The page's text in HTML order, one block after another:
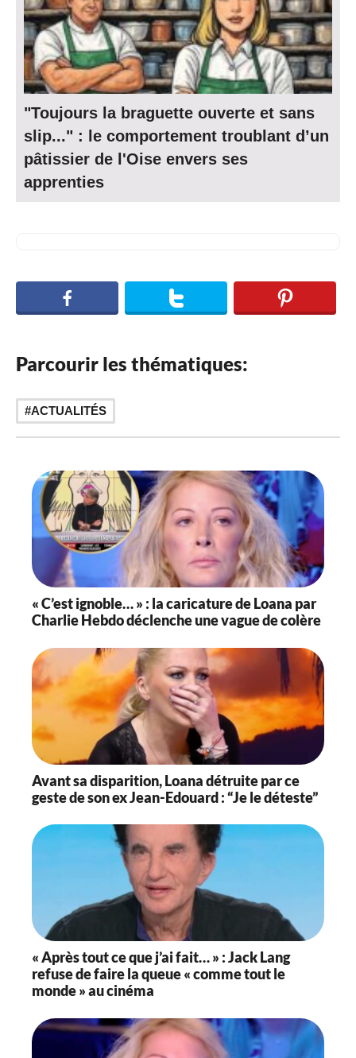
"Toujours la braguette ouverte et sans
slip..." : le comportement troublant d’un
pâtissier de l'Oise envers ses
apprenties
Parcourir les thématiques:
ACTUALITÉS
« C’est ignoble… » : la caricature de Loana par
Charlie Hebdo déclenche une vague de colère
Avant sa disparition, Loana détruite par ce
geste de son ex Jean-Edouard : “Je le déteste”
« Après tout ce que j’ai fait… » : Jack Lang
refuse de faire la queue « comme tout le
monde » au cinéma